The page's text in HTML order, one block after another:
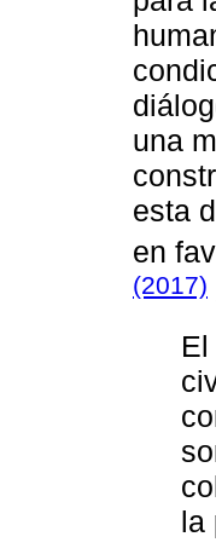
una
esta
en
(2017)
la